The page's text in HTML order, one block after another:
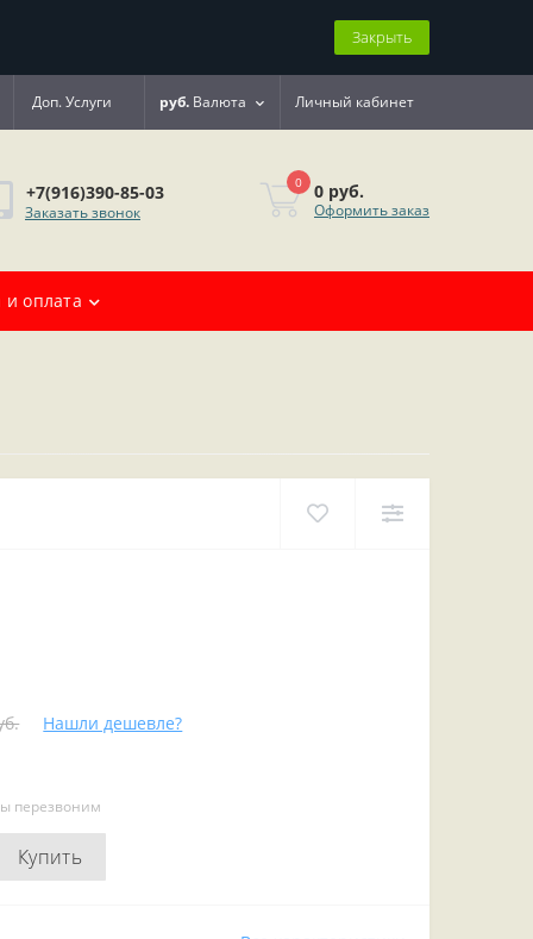
Закрыть
Доп. Услуги руб. Валюта Личный кабинет
+7(916)390-85-03
Заказать звонок
0 0 руб.
Оформить заказ
и оплата
Нашли дешевле?
перезвоним
Купить